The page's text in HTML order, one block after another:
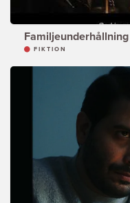
Familjeunderhållning
FIKTION